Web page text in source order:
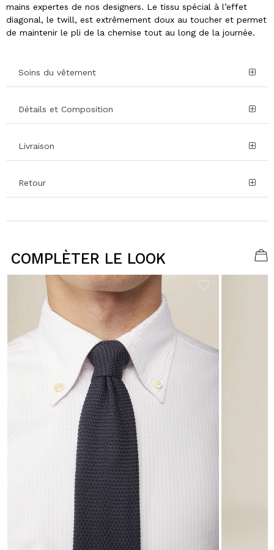
mains expertes de nos designers. Le tissu spécial à l’effet
diagonal, le twill, est extrêmement doux au toucher et permet
de maintenir le pli de la chemise tout au long de la journée.
Soins du vêtement
Détails et Composition
Livraison
Retour
COMPLÈTER LE LOOK